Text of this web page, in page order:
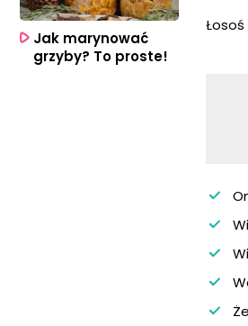
Jak marynować
grzyby? To proste!